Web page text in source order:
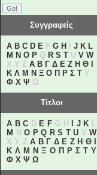
Συγγραφείς
A B C D E F G H J K L
M N O P Q R S T U V W
X Y Z Α Β Γ Δ Ε Ζ Η Θ
Κ Λ Μ Ν Ξ Ο Π Ρ Σ Τ Υ
Φ Χ Ψ Ω
Τίτλοι
A B C D E FG H J K L
M
N O P Q R S T U V W
X Y ZΑ Β Γ Δ Ε Ζ Η Θ
Κ Λ Μ Ν Ξ Ο Π Ρ Σ Τ Υ
Φ Χ Ψ Ω